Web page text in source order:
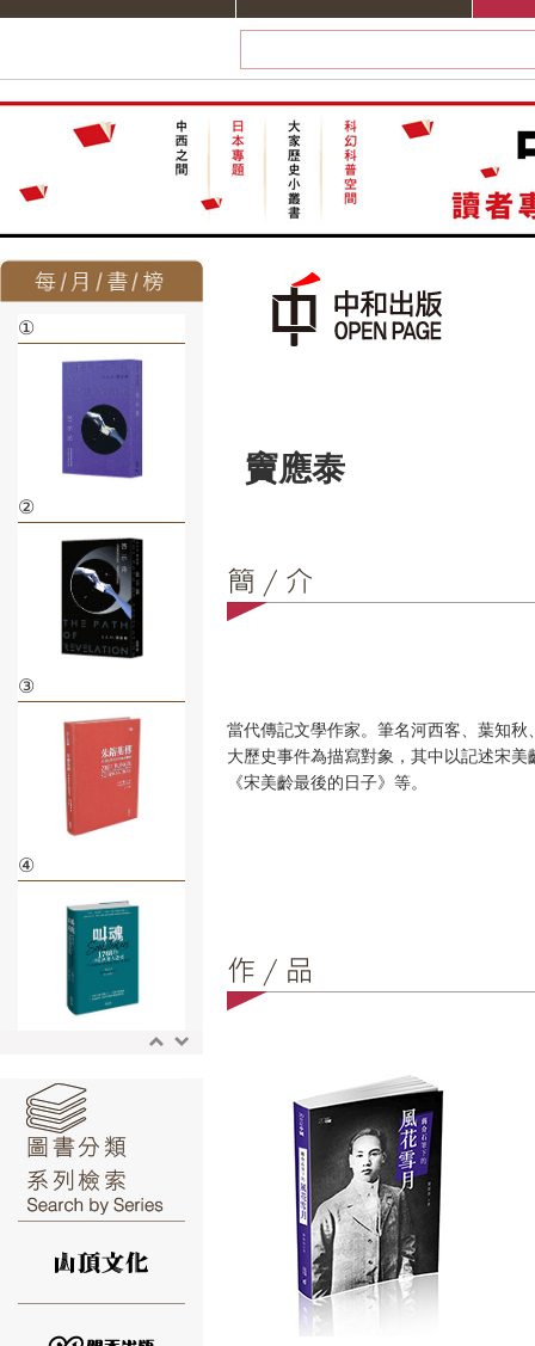
①
②
③
④
⑥
竇應泰
當代傳記文學作家。筆名河西客、葉知
大歷史事件為描寫對象，其中以記述宋
《宋美齡最後的日子》等。